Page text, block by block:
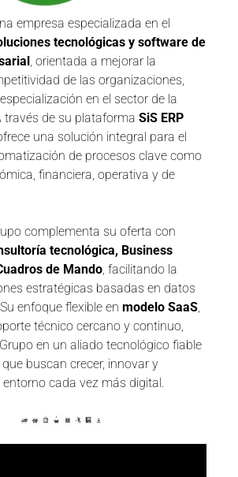
empresa especializada en el
tecnológicas y software de
, orientada a mejorar la
de las organizaciones,
en el sector de la
través de su plataforma SiS ERP
ofrece una solución integral para el
de procesos clave como
financiera, operativa y de
complementa su oferta con
tecnológica, Business
de Mando , facilitando la
estratégicas basadas en datos
enfoque flexible en modelo SaaS
técnico cercano y continuo,
en un aliado tecnológico fiable
buscan crecer, innovar y
cada vez más digital.